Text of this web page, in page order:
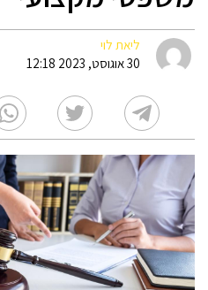
ליאת לוי
30 אוגוסט, 2023 12:18